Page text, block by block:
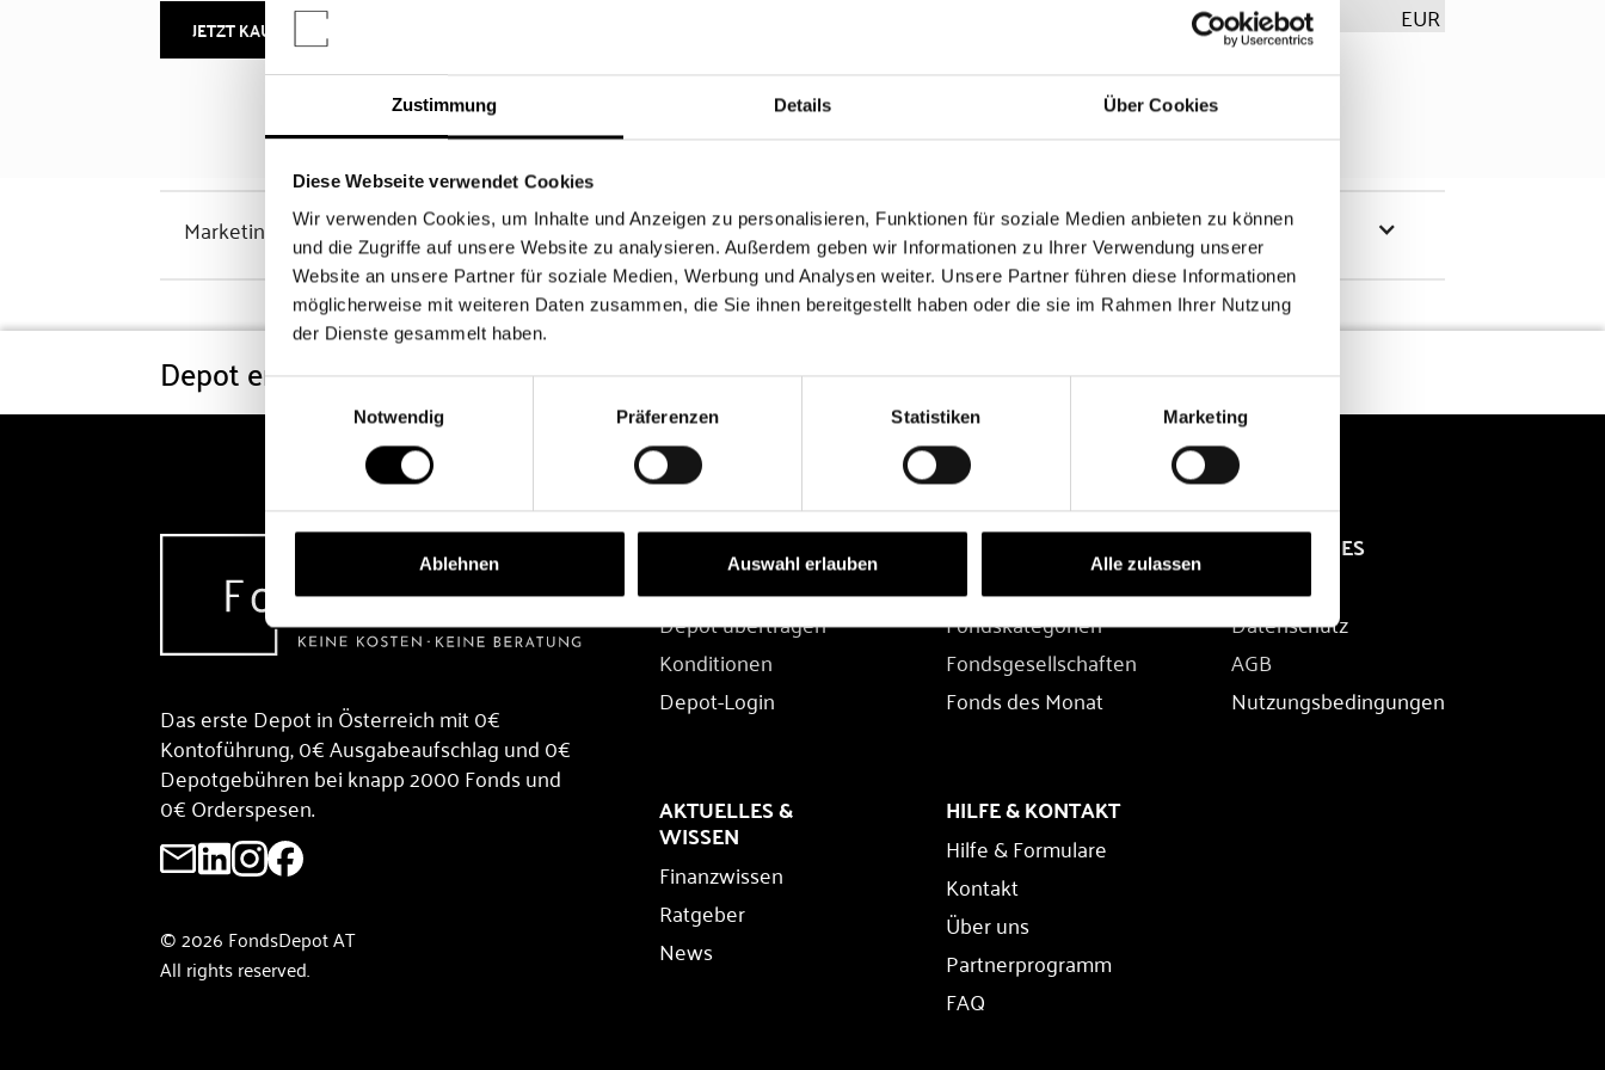
Zustimmung Details Über Cookies
Diese Webseite verwendet Cookies
Wir verwenden Cookies, um Inhalte und Anzeigen zu personalisieren, Funktionen für soziale Medien anbieten zu können
und die Zugriffe auf unsere Website zu analysieren. Außerdem geben wir Informationen zu Ihrer Verwendung unserer
Website an unsere Partner für soziale Medien, Werbung und Analysen weiter. Unsere Partner führen diese Informationen
möglicherweise mit weiteren Daten zusammen, die Sie ihnen bereitgestellt haben oder die sie im Rahmen Ihrer Nutzung
der Dienste gesammelt haben.
Einwilligungsauswahl
Notwendig
Präferenzen Statistiken Marketing
Ablehnen Auswahl erlauben Alle zulassen
JETZT KAUFEN EUR
Marketinghinweis Chancen & Risiken
Depot eröffnen Konditionen Fonds FAQ
Das erste Depot in Österreich mit 0€
Kontoführung, 0€ Ausgabeaufschlag und 0€
Depotgebühren bei knapp 2000 Fonds und
0€ Orderspesen.
© 2026 FondsDepot AT
All rights reserved.
DEPOT
Depot übertragen
Konditionen
Depot-Login
FONDS
Fondssuche
Fondskategorien
Fondsgesellschaften
Fonds des Monat
RECHTLICHES
Impressum
Datenschutz
AGB
Nutzungsbedingungen
AKTUELLES &
WISSEN
Finanzwissen
Ratgeber
News
HILFE & KONTAKT
Hilfe & Formulare
Kontakt
Über uns
Partnerprogramm
FAQ